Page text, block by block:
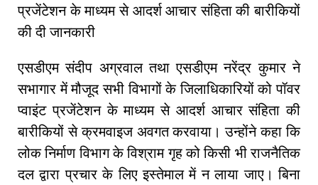
प्रजेंटेशन के माध्यम से आदर्श आचार संहिता की बारीकियों
की दी जानकारी
एसडीएम संदीप अग्रवाल तथा एसडीएम नरेंद्र कुमार ने
सभागार में मौजूद सभी विभागों के जिलाधिकारियों को पॉवर
प्वाइंट प्रजेंटेशन के माध्यम से आदर्श आचार संहिता की
बारीकियों से क्रमवाइज अवगत करवाया। उन्होंने कहा कि
लोक निर्माण विभाग के विश्राम गृह को किसी भी राजनैतिक
दल द्वारा प्रचार के लिए इस्तेमाल में न लाया जाए। बिना